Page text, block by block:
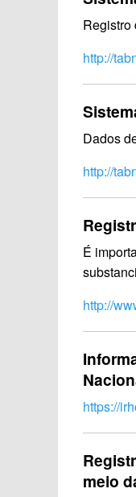
Registro
http://
Dados
http://
É
http://
https://
meio